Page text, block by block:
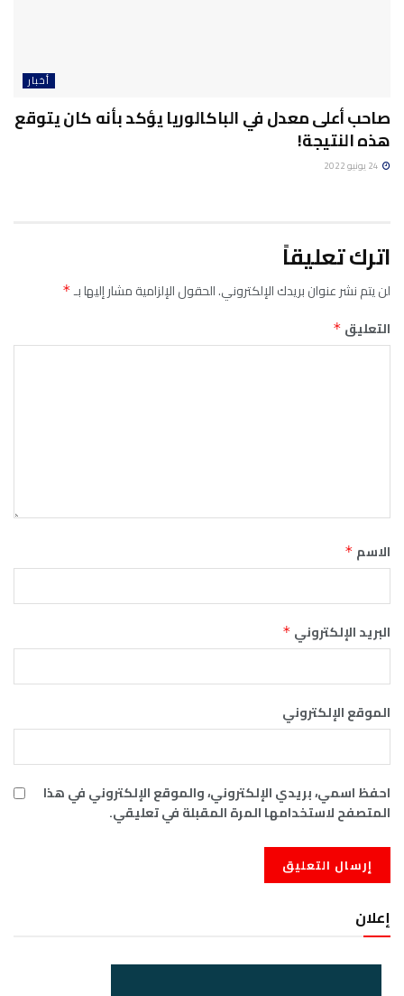
أخبار
صاحب أعلى معدل في الباكالوريا يؤكد بأنه كان يتوقع
هذه النتيجة!
اترك تعليقاً
لن يتم نشر عنوان بريدك الإلكتروني.الحقول الإلزامية مشار إليها بـ*
التعليق *
الاسم *
البريد الإلكتروني *
الموقع الإلكتروني
احفظ اسمي، بريدي الإلكتروني، والموقع الإلكتروني في هذا
المتصفح لاستخدامها المرة المقبلة في تعليقي.
إعلان